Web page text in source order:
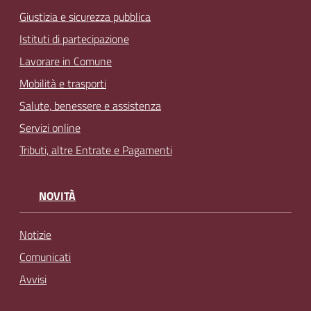
Giustizia e sicurezza pubblica
Istituti di partecipazione
Lavorare in Comune
Mobilità e trasporti
Salute, benessere e assistenza
Servizi online
Tributi, altre Entrate e Pagamenti
NOVITÀ
Notizie
Comunicati
Avvisi